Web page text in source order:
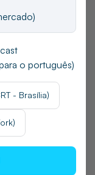
o português)
- Brasília)